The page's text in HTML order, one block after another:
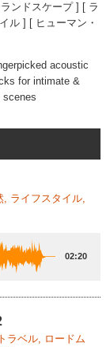
ンドスケープ ] [ ラ
ル ] [ ヒューマン・
acoustic
for intimate &
scenes
, ライフスタイル,
02:20
ラベル, ロードム